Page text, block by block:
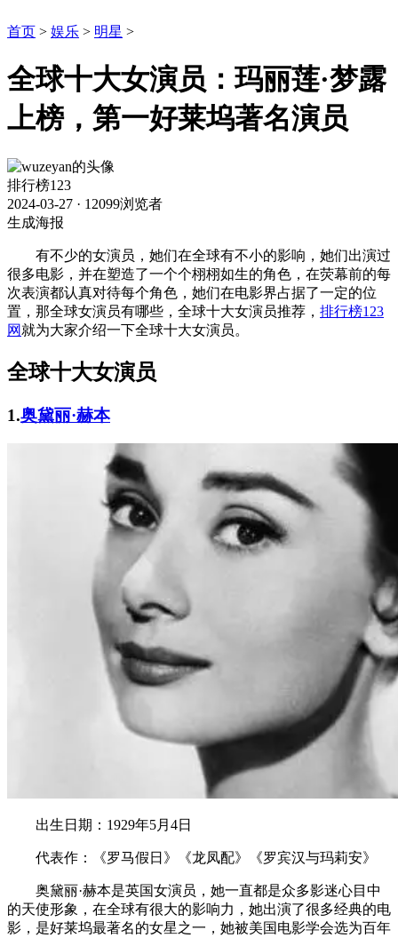
首页 > 娱乐 > 明星 >
全球十大​女演员：玛丽莲·梦露
上榜，第一好莱坞著名演员
排行榜123
2024-03-27 · 12099浏览者
生成海报
有不少的女演员，她们在全球有不小的影响，她们出演过
很多电影，并在塑造了一个个栩栩如生的角色，在荧幕前的每
次表演都认真对待每个角色，她们在电影界占据了一定的位
置，那全球女演员有哪些，全球十大女演员推荐， 排行榜123
网 就为大家介绍一下全球十大女演员。
全球十大女演员
1.奥黛丽·赫本
出生日期：1929年5月4日
代表作：《罗马假日》《龙凤配》《罗宾汉与玛莉安》
奥黛丽·赫本是英国女演员，她一直都是众多影迷心目中
的天使形象，在全球有很大的影响力，她出演了很多经典的电
影，是好莱坞最著名的女星之一，她被美国电影学会选为百年